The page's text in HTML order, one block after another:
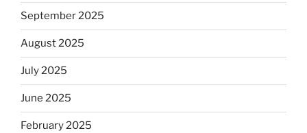
September 2025
August 2025
July 2025
June 2025
February 2025